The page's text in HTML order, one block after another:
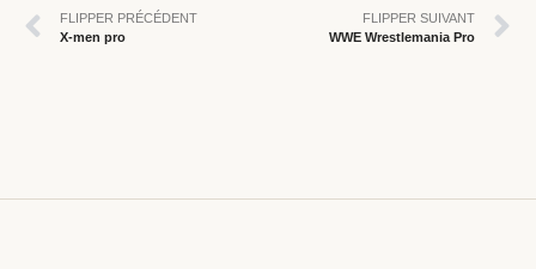
FLIPPER PRÉCÉDENT
X-men pro
FLIPPER SUIVANT
WWE Wrestlemania Pro